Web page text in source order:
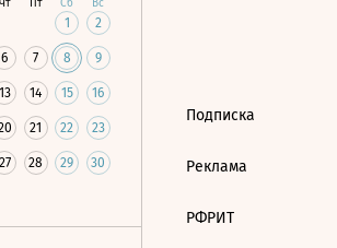
Чт Пт Сб Вс
1 2
6 7 8 9
13 14 15 16
21 22 23
27 28 29 30
Подписка
Реклама
РФРИТ